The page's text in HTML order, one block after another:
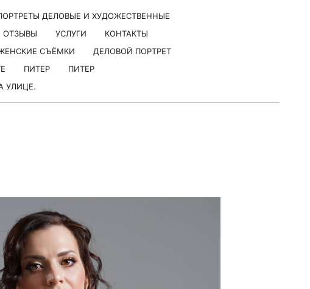
ДЕЛОВЫЕ И ХУДОЖЕСТВЕННЫЕ
ОТЗЫВЫ УСЛУГИ
КОНТАКТЫ
СЪЁМКИ
ДЕЛОВОЙ ПОРТРЕТ
ПИТЕР
ПИТЕР
УЛИЦЕ.